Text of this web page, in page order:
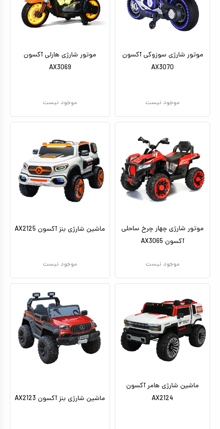
کیف و کوله پشتی
اسباب بازی مشاغل
اسباب بازی لوازم خانگی
موتور شارژی سوزوکی آکسون
AX3070
موجود نیست
موتور شارژی هارلی آکسون
AX3069
موجود نیست
موتور شارژی چهار چرخ ساحلی
آکسون AX3065
موجود نیست
ماشین شارژی بنز آکسون AX2125
موجود نیست
ماشین شارژی هامر آکسون
AX2124
ماشین شارژی بنز آکسون AX2123